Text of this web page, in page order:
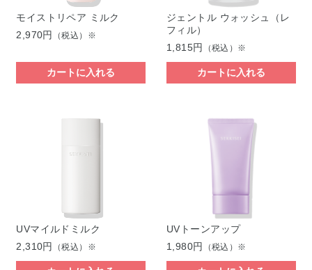
モイストリペア ミルク
2,970円
（税込）※
カートに入れる
ジェントル ウォッシュ（レ
フィル）
1,815円
（税込）※
カートに入れる
UVマイルドミルク
2,310円
（税込）※
UVトーンアップ
1,980円
（税込）※